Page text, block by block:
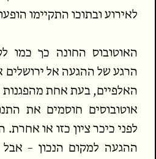
לאירוע ובתוכו התקיימו
האוטובוס החונה כך כמו
הרגע של ההגעה אל ירושלים
האלפיים, בעת אחת מהפגנות
אוטובוסים חוסמים את
לפני כיכר ציון כזו או
ההגעה למקום הנכון –